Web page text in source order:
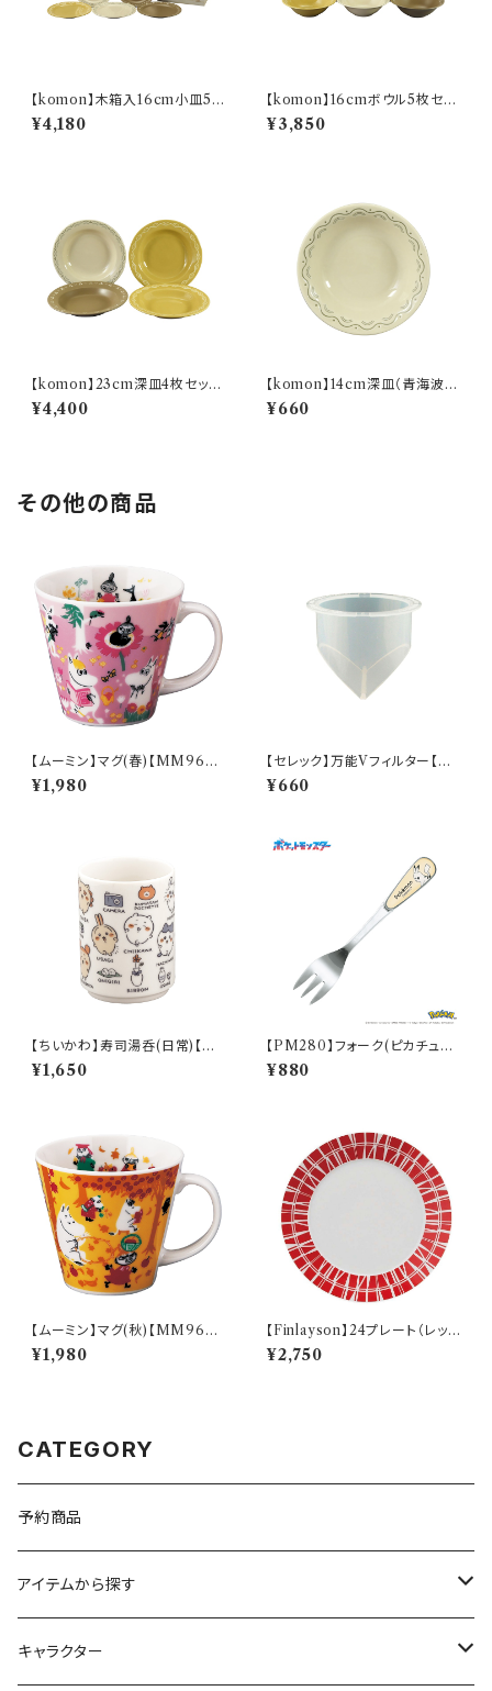
【komon】木箱入16cm小皿5枚
セット【YMK80】
¥4,180
【komon】16cmボウル5枚セッ
ト【YMK80】
¥3,850
【komon】23cm深皿4枚セット
【YMK80】
¥4,400
【komon】14cm深皿（青海波）
【YMK80】
¥660
その他の商品
【ムーミン】マグ(春)【MM960
0】MM9601-11
¥1,980
【セレック】万能Vフィルター【C-
V-2WM】
¥660
【ちいかわ】寿司湯呑(日常)【CK
W50】CKW51-327
¥1,650
【PM280】フォーク(ピカチュウ)
【Daily Sketch】PM284-851
¥880
【ムーミン】マグ(秋)【MM960
0】MM9603-11
¥1,980
【Finlayson】24プレート（レッ
ド）【コロナ】
¥2,750
CATEGORY
予約商品
アイテムから探す
九谷焼
キャラクター